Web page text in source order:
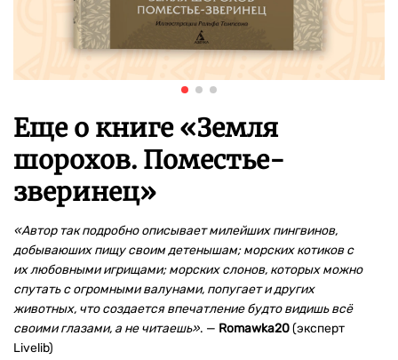
Еще о книге «Земля
шорохов. Поместье-
зверинец»
«Автор так подробно описывает милейших пингвинов,
добываюших пищу своим детенышам; морских котиков с
их любовными игрищами; морских слонов, которых можно
спутать с огромными валунами, попугает и других
животных, что создается впечатление будто видишь всё
своими глазами, а не читаешь». — Romawka20(эксперт
Livelib)